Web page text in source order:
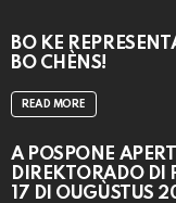
BO KE
BO CHÈNS!
READ MORE
A POSPONÉ
DIREKTORADO DI
17 DI OUGÙSTUS